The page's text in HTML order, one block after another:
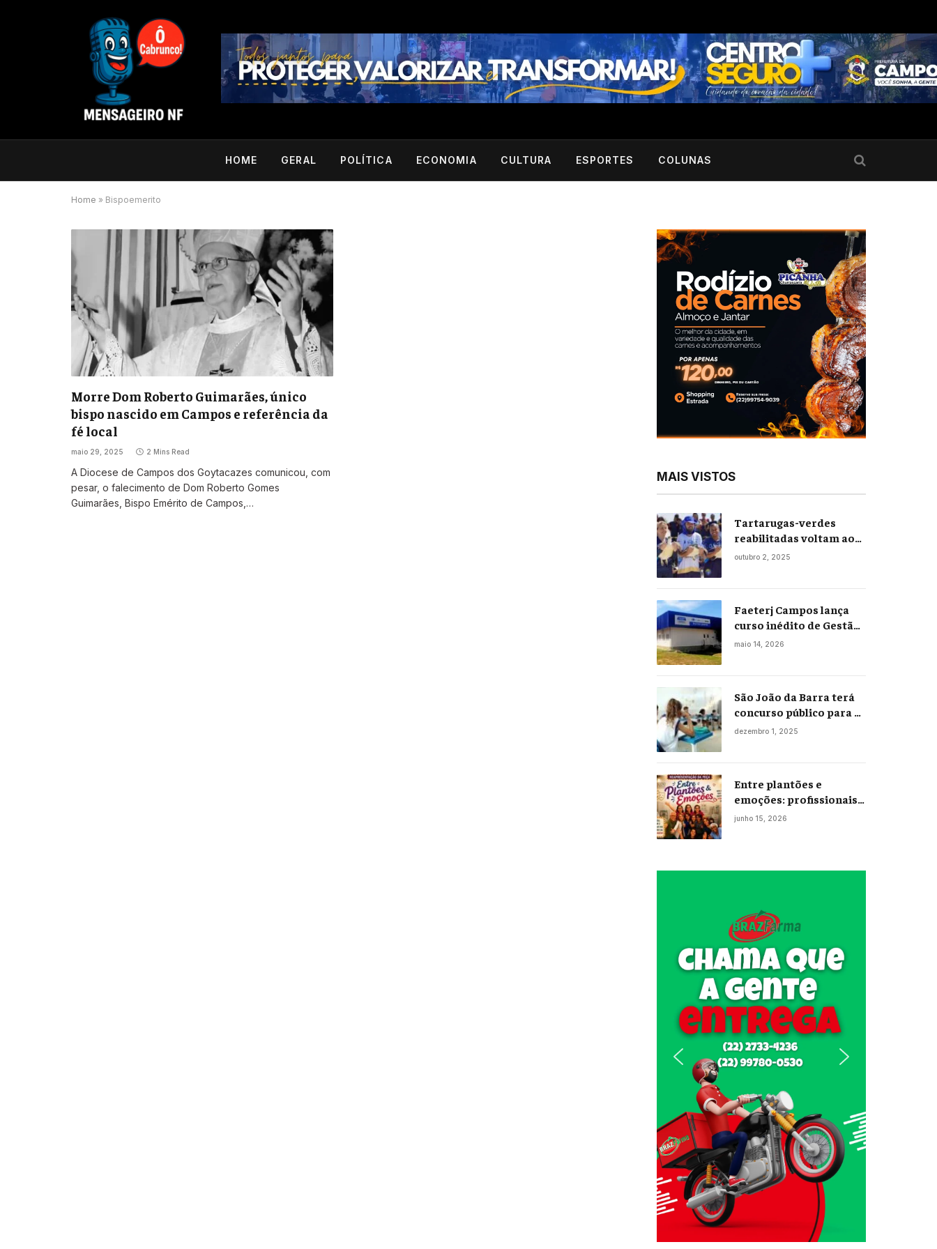
HOME GERAL POLÍTICA ECONOMIA CULTURA ESPORTES COLUNAS
Home » Bispoemerito
Morre Dom Roberto Guimarães, único
bispo nascido em Campos e referência da
fé local
maio 29, 2025 2 Mins Read
A Diocese de Campos dos Goytacazes comunicou, com
pesar, o falecimento de Dom Roberto Gomes
Guimarães, Bispo Emérito de Campos,…
MAIS VISTOS
Tartarugas-verdes
reabilitadas voltam ao
mar em soltura inédita
outubro 2, 2025
Faeterj Campos lança
curso inédito de Gestão
Portuária
maio 14, 2026
São João da Barra terá
concurso público para a
Educação em 2026;
dezembro 1, 2025
Entre plantões e
emoções: profissionais
da enfermagem levam
junho 15, 2026